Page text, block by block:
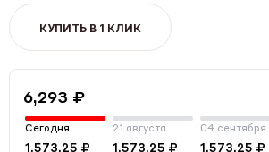
КУПИТЬ В 1 КЛИК
6,293 ₽
Сегодня
1,573.25 ₽
21 августа
1,573.25 ₽
04 сентября
1,573.25 ₽